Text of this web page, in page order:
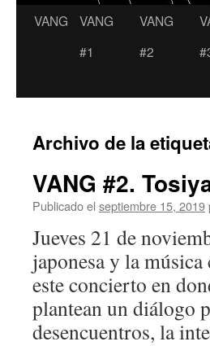
Saltar
VANG
VANG
#1
VANG
#2
Archivo de la
VANG #2.
Publicado el septiembre 15, 2019
Jueves 21 de
japonesa y la
este concierto en
plantean un diálogo
desencuentros, la